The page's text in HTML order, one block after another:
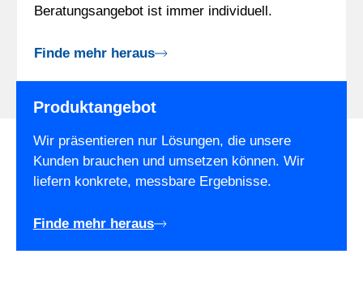
Beratungsangebot ist immer individuell.
Finde mehr heraus
Produktangebot
Wir präsentieren nur Lösungen, die unsere
Kunden brauchen und umsetzen können. Wir
liefern konkrete, messbare Ergebnisse.
Finde mehr heraus